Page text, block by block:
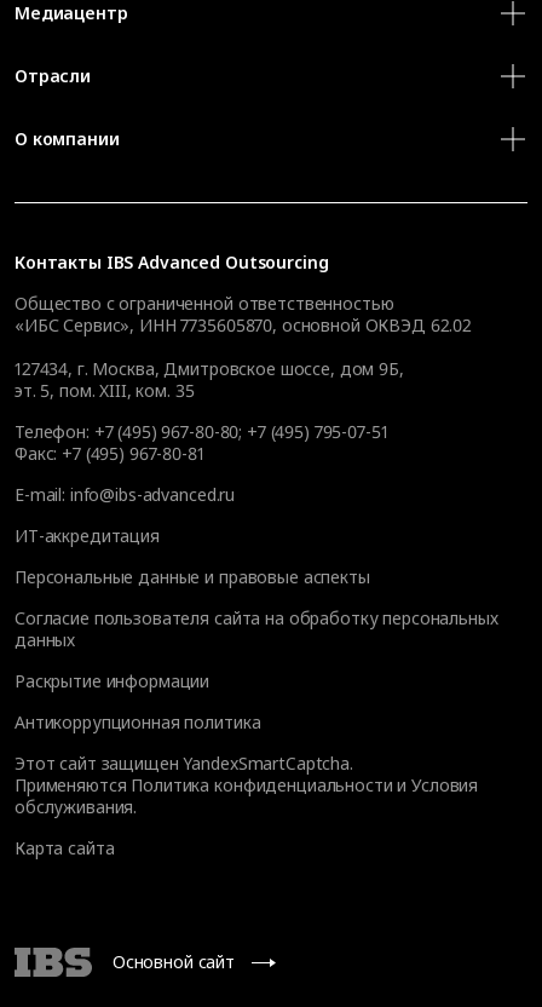
Контакты IBS Advanced Outsourcing
Общество с ограниченной ответственностью
«ИБС Сервис», ИНН 7735605870, основной ОКВЭД 62.02
127434, г. Москва, Дмитровское шоссе, дом 9Б,
эт. 5, пом. XIII, ком. 35
Телефон: +7 (495) 967-80-80; +7 (495) 795-07-51
Факс: +7 (495) 967-80-81
E-mail: info@ibs-advanced.ru
ИТ-аккредитация
Персональные данные и правовые аспекты
Согласие пользователя сайта на обработку персональных
данных
Раскрытие информации
Антикоррупционная политика
Этот сайт защищен YandexSmartCaptcha.
Применяются Политика конфиденциальности иУсловия
обслуживания.
Карта сайта
Медиацентр
Отрасли
О компании
Основной сайт